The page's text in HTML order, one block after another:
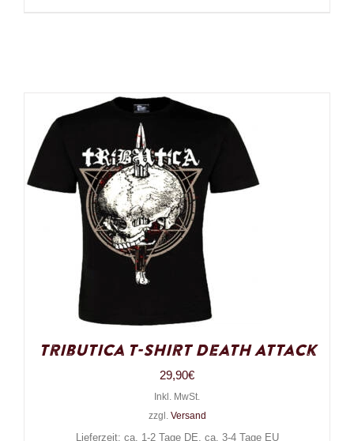
Tributica T-Shirt Death Attack
29,90€
Inkl. MwSt.
zzgl. Versand
Lieferzeit: ca. 1-2 Tage DE, ca. 3-4 Tage EU